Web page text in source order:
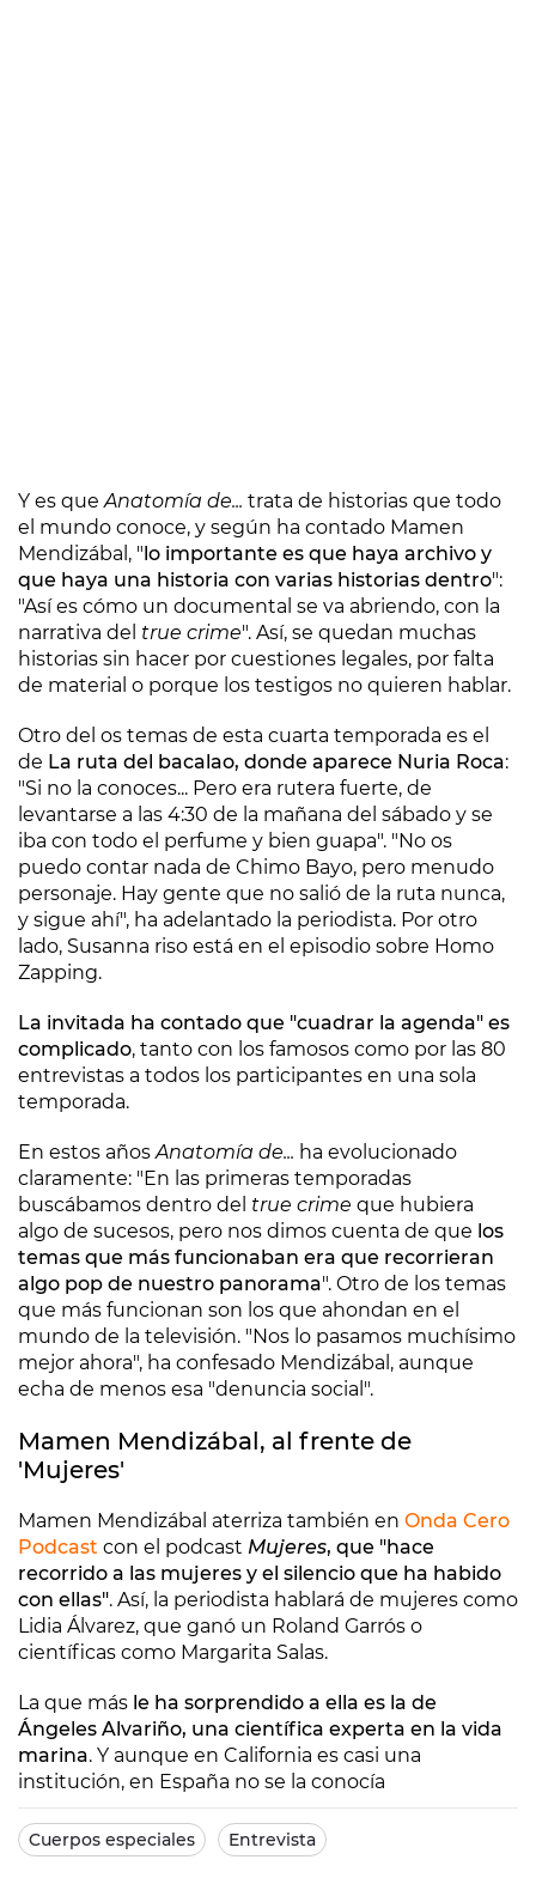
Y es queAnatomía de... trata de historias que todo
el mundo conoce, y según ha contado Mamen
Mendizábal, "lo importante es que haya archivo y
que haya una historia con varias historias dentro":
"Así es cómo un documental se va abriendo, con la
narrativa del true crime". Así, se quedan muchas
historias sin hacer por cuestiones legales, por falta
de material o porque los testigos no quieren hablar.
Otro del os temas de esta cuarta temporada es el
de La ruta del bacalao, donde aparece Nuria Roca:
"Si no la conoces... Pero era rutera fuerte, de
levantarse a las 4:30 de la mañana del sábado y se
iba con todo el perfume y bien guapa". "No os
puedo contar nada de Chimo Bayo, pero menudo
personaje. Hay gente que no salió de la ruta nunca,
y sigue ahí", ha adelantado la periodista. Por otro
lado, Susanna riso está en el episodio sobre Homo
Zapping.
La invitada ha contado que "cuadrar la agenda" es
complicado, tanto con los famosos como por las 80
entrevistas a todos los participantes en una sola
temporada.
En estos añosAnatomía de... ha evolucionado
claramente: "En las primeras temporadas
buscábamos dentro del true crime que hubiera
algo de sucesos, pero nos dimos cuenta de que los
temas que más funcionaban era que recorrieran
algo pop de nuestro panorama". Otro de los temas
que más funcionan son los que ahondan en el
mundo de la televisión. "Nos lo pasamos muchísimo
mejor ahora", ha confesado Mendizábal, aunque
echa de menos esa "denuncia social".
Mamen Mendizábal, al frente de
'Mujeres'
Mamen Mendizábal aterriza también en Onda Cero
Podcast con el podcast Mujeres, que "hace
recorrido a las mujeres y el silencio que ha habido
con ellas". Así, la periodista hablará de mujeres como
Lidia Álvarez, que ganó un Roland Garrós o
científicas como Margarita Salas.
La que más le ha sorprendido a ella es la de
Ángeles Alvariño, una científica experta en la vida
marina. Y aunque en California es casi una
institución, en España no se la conocía
Cuerpos especiales Entrevista